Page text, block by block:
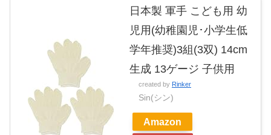
日本製 軍手 こども用 幼
児用(幼稚園児･小学生低
学年推奨)3組(3双) 14cm
生成 13ゲージ 子供用
created by Rinker
Sin(シン)
Amazon